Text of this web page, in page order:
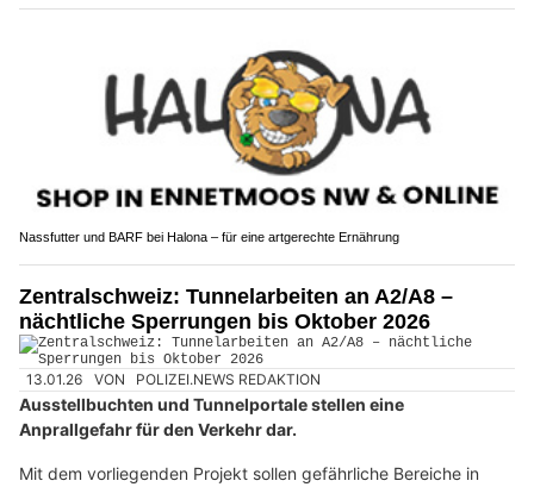
Nassfutter und BARF bei Halona – für eine artgerechte Ernährung
Zentralschweiz: Tunnelarbeiten an A2/A8 –
nächtliche Sperrungen bis Oktober 2026
13.01.26 VON POLIZEI.NEWS REDAKTION
Ausstellbuchten und Tunnelportale stellen eine
Anprallgefahr für den Verkehr dar.
Mit dem vorliegenden Projekt sollen gefährliche Bereiche in